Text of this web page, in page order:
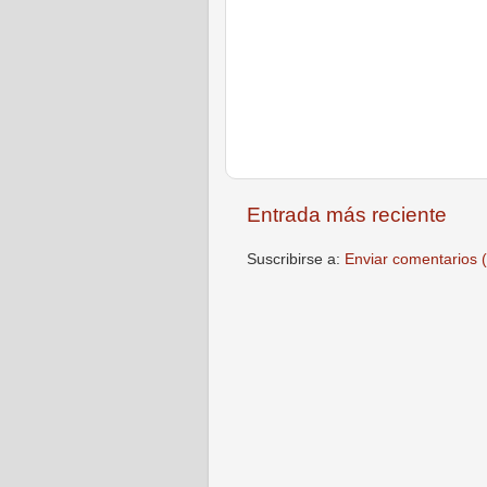
Entrada más reciente
Suscribirse a: Enviar comentarios